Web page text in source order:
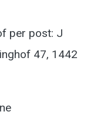
per post: J
47, 1442